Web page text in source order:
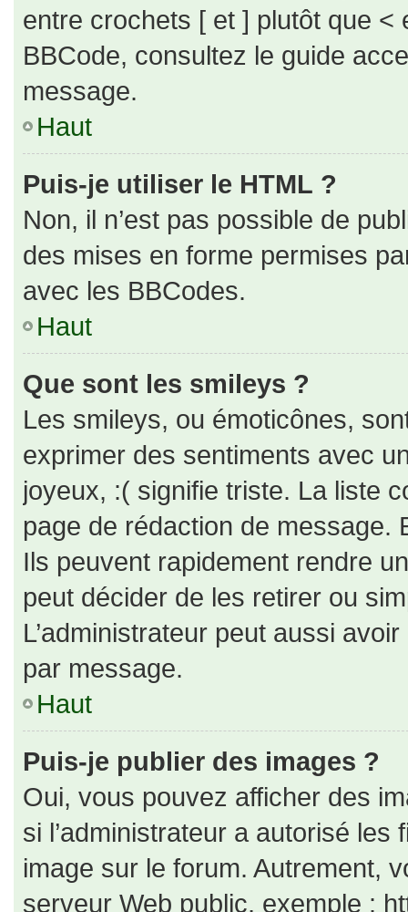
entre crochets [ et ] plutôt que <
BBCode, consultez le guide
message.
Haut
Puis-je utiliser le HTML ?
Non, il n’est pas possible de
des mises en forme permises
avec les BBCodes.
Haut
Que sont les smileys ?
Les smileys, ou émoticônes,
exprimer des sentiments avec
joyeux, :( signifie triste. La liste
page de rédaction de message.
Ils peuvent rapidement rendre
peut décider de les retirer ou
L’administrateur peut aussi
par message.
Haut
Puis-je publier des images ?
Oui, vous pouvez afficher des
si l’administrateur a autorisé
image sur le forum. Autrement,
serveur Web public, exemple :